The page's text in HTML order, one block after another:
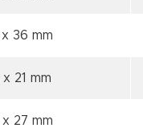
x 36 mm
x 21 mm
x 27 mm